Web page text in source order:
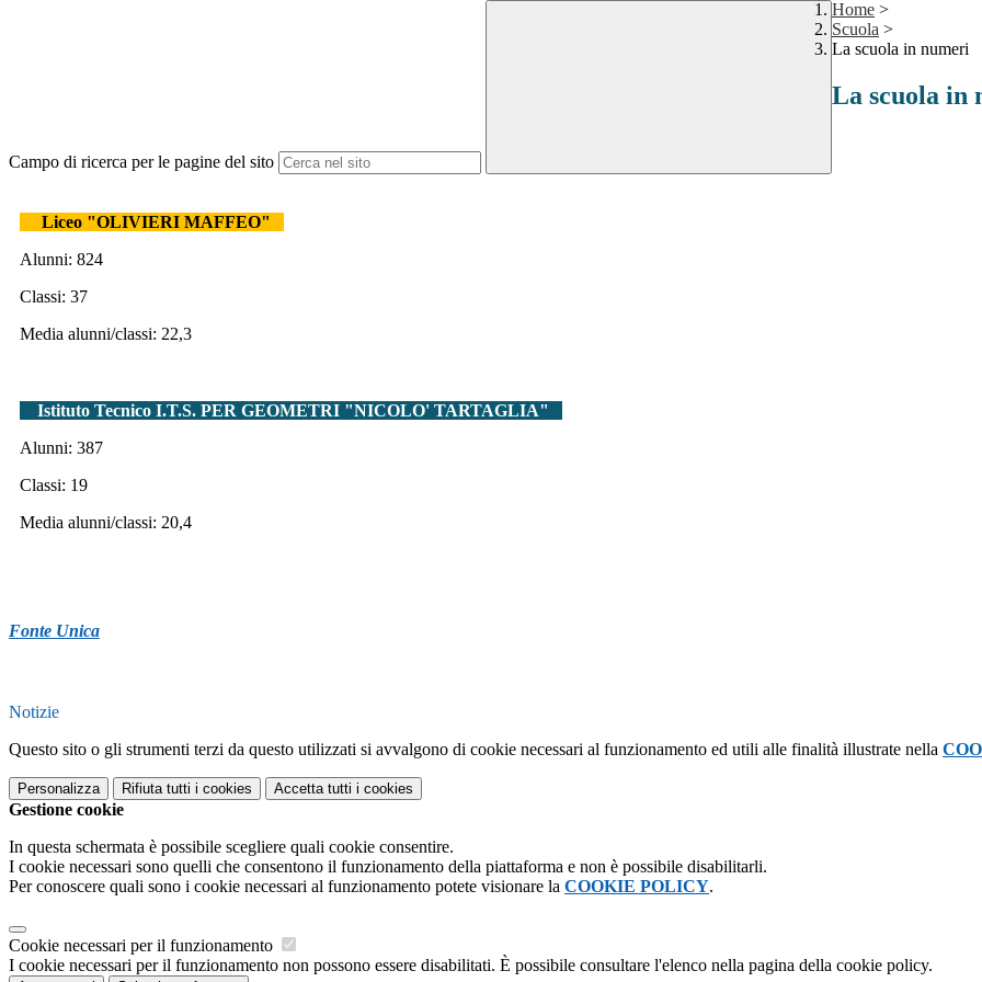
Campo di ricerca per le pagine del sito
Home >
Scuola >
La scuola in numeri
La scuola in
Liceo "OLIVIERI MAFFEO"
Alunni: 824
Classi: 37
Media alunni/classi: 22,3
Istituto Tecnico I.T.S. PER GEOMETRI "NICOLO' TARTAGLIA"
Alunni: 387
Classi: 19
Media alunni/classi: 20,4
Fonte Unica
Notizie
Questo sito o gli strumenti terzi da questo utilizzati si avvalgono di cookie necessari al funzionamento ed utili alle finalità illustrate nella
Personalizza Rifiuta tutti i cookies Accetta tutti i cookies
Gestione cookie
In questa schermata è possibile scegliere quali cookie consentire.
I cookie necessari sono quelli che consentono il funzionamento della piattaforma e non è possibile disabilitarli.
Per conoscere quali sono i cookie necessari al funzionamento potete visionare la COOKIE POLICY.
Cookie necessari per il funzionamento
I cookie necessari per il funzionamento non possono essere disabilitati. È possibile consultare l'elenco nella pagina della cookie policy.